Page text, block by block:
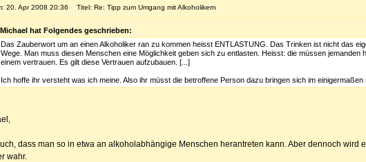
20. Apr 2008 20:36 Titel: Re: Tipp zum Umgang mit Alkoholikern
Michael hat Folgendes geschrieben:
Das Zauberwort um an einen Alkoholiker ran zu kommen heisst ENTLASTUNG. Das Trinken ist nicht das
Wege. Man muss diesen Menschen eine Möglichkeit geben sich zu entlasten. Heisst: die müssen
einem vertrauen. Es gilt diese Vertrauen aufzubauen. [...]
Ich hoffe ihr versteht was ich meine. Also ihr müsst die betroffene Person dazu bringen sich im
dass man so in etwa an alkoholabhängige Menschen herantreten kann. Aber dennoch
wahr.